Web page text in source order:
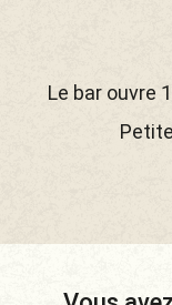
Le bar ouvre